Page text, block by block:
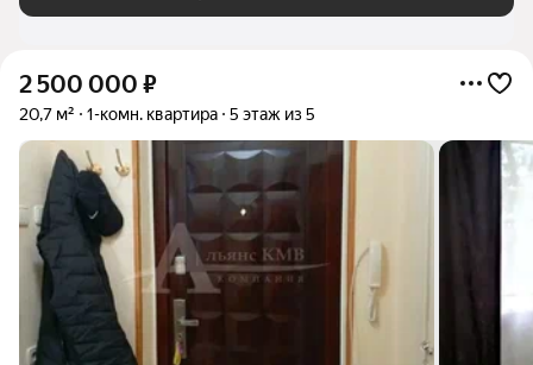
2 500 000 ₽
20,7 м² 1-комн. квартира 5 этаж из 5